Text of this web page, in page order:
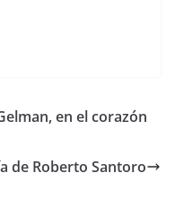
en el corazón
de Roberto Santoro